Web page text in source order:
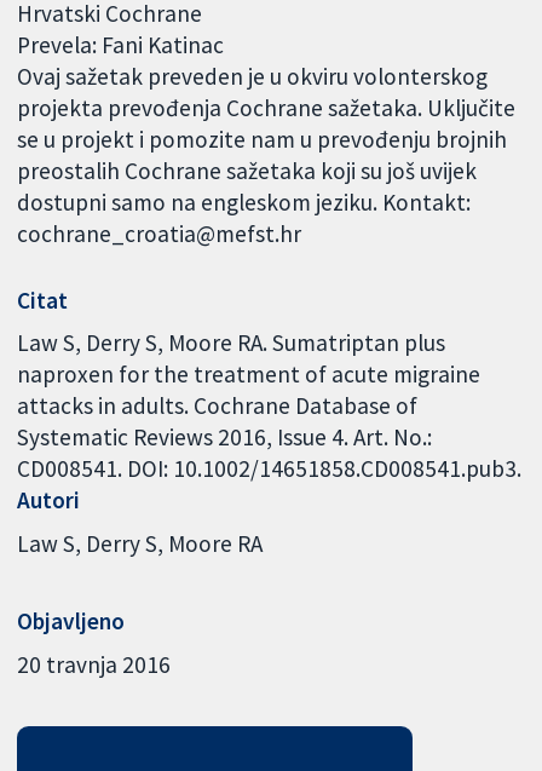
Hrvatski Cochrane
Prevela: Fani Katinac
Ovaj sažetak preveden je u okviru volonterskog
projekta prevođenja Cochrane sažetaka. Uključite
se u projekt i pomozite nam u prevođenju brojnih
preostalih Cochrane sažetaka koji su još uvijek
dostupni samo na engleskom jeziku. Kontakt:
cochrane_croatia@mefst.hr
Citat
Law S, Derry S, Moore RA. Sumatriptan plus
naproxen for the treatment of acute migraine
attacks in adults. Cochrane Database of
Systematic Reviews 2016, Issue 4. Art. No.:
CD008541. DOI: 10.1002/14651858.CD008541.pub3.
Autori
Law S Derry S Moore RA
Objavljeno
20 travnja 2016